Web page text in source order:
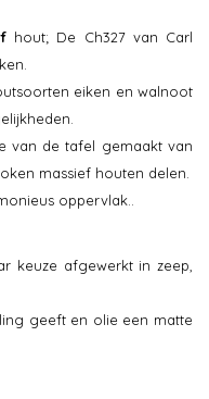
hout; De Ch327 van Carl
eiken en walnoot
van de tafel gemaakt van
massief houten delen.
oppervlak..
keuze afgewerkt in zeep,
geeft en olie een matte